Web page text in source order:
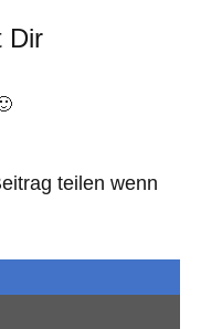
Dir
teilen wenn